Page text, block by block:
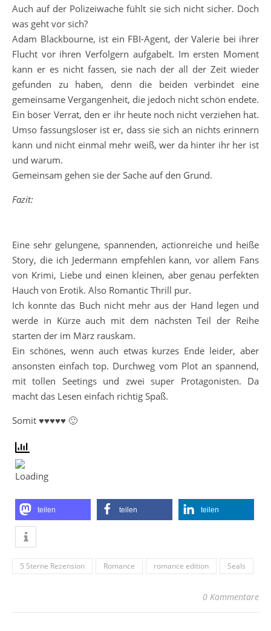
Auch auf der Polizeiwache fühlt sie sich nicht sicher. Doch
was geht vor sich?
Adam Blackbourne, ist ein FBI-Agent, der Valerie bei ihrer
Flucht vor ihren Verfolgern aufgabelt. Im ersten Moment
kann er es nicht fassen, sie nach der all der Zeit wieder
gefunden zu haben, denn die beiden verbindet eine
gemeinsame Vergangenheit, die jedoch nicht schön endete.
Ein böser Verrat, den er ihr heute noch nicht verziehen hat.
Umso fassungsloser ist er, dass sie sich an nichts erinnern
kann und nicht einmal mehr weiß, wer da hinter ihr her ist
und warum.
Gemeinsam gehen sie der Sache auf den Grund.
Fazit:
Eine sehr gelungene, spannenden, actionreiche und heiße
Story, die ich Jedermann empfehlen kann, vor allem Fans
von Krimi, Liebe und einen kleinen, aber genau perfekten
Hauch von Erotik. Also Romantic Thrill pur.
Ich konnte das Buch nicht mehr aus der Hand legen und
werde in Kürze auch mit dem nächsten Teil der Reihe
starten der im März rauskam.
Ein schönes, wenn auch etwas kurzes Ende leider, aber
ansonsten einfach top. Durchweg vom Plot an spannend,
mit tollen Seetings und zwei super Protagonisten. Da
macht das Lesen einfach richtig Spaß.
Somit ♥♥♥♥♥ 🙂
teilen teilen teilen
5 Sterne Rezension Romance romance edition Seals
0 Kommentare